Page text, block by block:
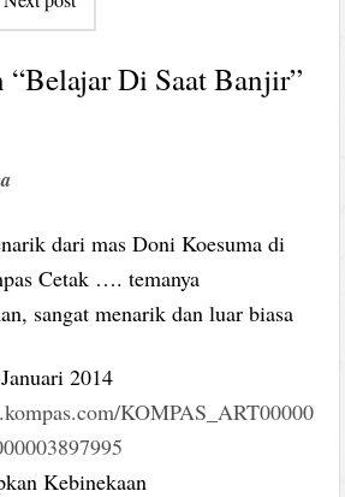
“Belajar Di Saat Banjir”
dari mas Doni Koesuma di
Cetak …. temanya
sangat menarik dan luar biasa
2014
KOMPAS_ART00000
Kebinekaan